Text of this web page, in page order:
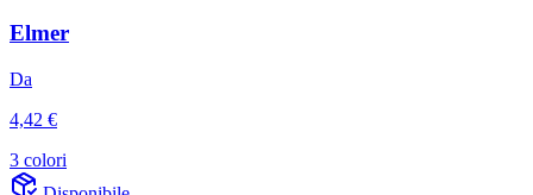
Elmer
Da
4,42 €
3 colori